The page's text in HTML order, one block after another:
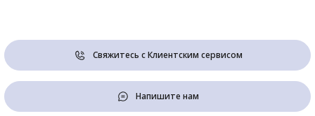
Свяжитесь с Клиентским сервисом
Напишите нам